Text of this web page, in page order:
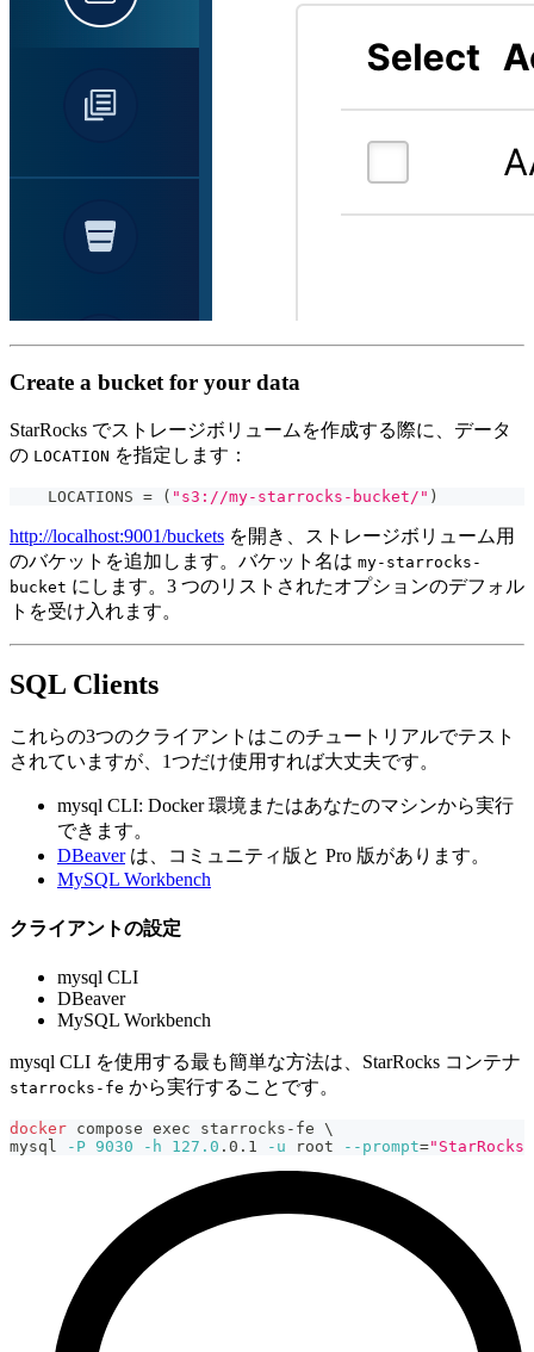
Create a bucket for your data
StarRocks でストレージボリュームを作成する際に、データ
の LOCATION を指定します：
    LOCATIONS
= ( "s3://my-starrocks-bucket/" )
http://localhost:9001/buckets を開き、ストレージボリューム用
のバケットを追加します。バケット名は my-starrocks-
bucket にします。3 つのリストされたオプションのデフォル
トを受け入れます。
SQL Clients
これらの3つのクライアントはこのチュートリアルでテスト
されていますが、1つだけ使用すれば大丈夫です。
mysql CLI: Docker 環境またはあなたのマシンから実行
できます。
DBeaverは、コミュニティ版と Pro 版があります。
MySQL Workbench
クライアントの設定
mysql CLI
DBeaver
MySQL Workbench
mysql CLI を使用する最も簡単な方法は、StarRocks コンテナ
starrocks-fe から実行することです。
docker compose exec starrocks-fe \
mysql
-P 9030 -h 127.0 .0.1 -u root --prompt=